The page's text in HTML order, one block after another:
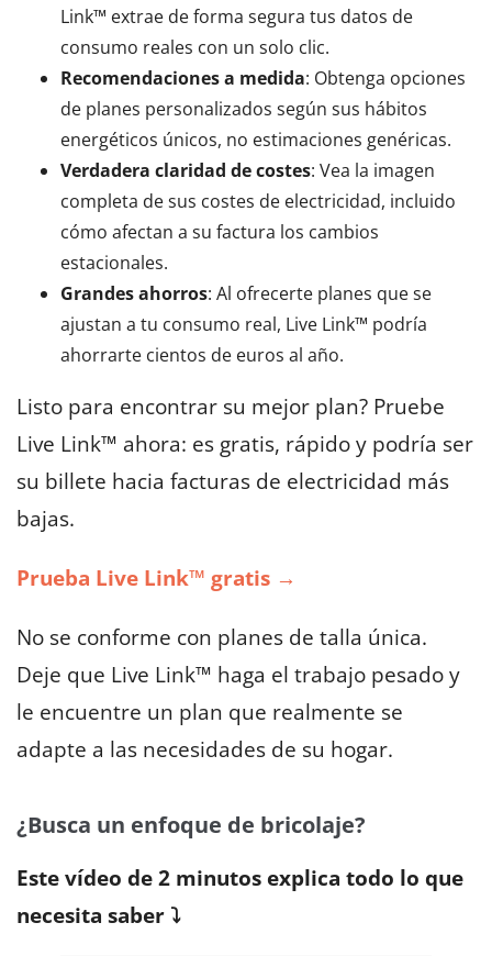
Link™ extrae de forma segura tus datos de
consumo reales con un solo clic.
Recomendaciones a medida: Obtenga opciones
de planes personalizados según sus hábitos
energéticos únicos, no estimaciones genéricas.
Verdadera claridad de costes: Vea la imagen
completa de sus costes de electricidad, incluido
cómo afectan a su factura los cambios
estacionales.
Grandes ahorros: Al ofrecerte planes que se
ajustan a tu consumo real, Live Link™ podría
ahorrarte cientos de euros al año.
Listo para encontrar su mejor plan? Pruebe
Live Link™ ahora: es gratis, rápido y podría ser
su billete hacia facturas de electricidad más
bajas.
Prueba Live Link™ gratis →
No se conforme con planes de talla única.
Deje que Live Link™ haga el trabajo pesado y
le encuentre un plan que realmente se
adapte a las necesidades de su hogar.
¿Busca un enfoque de bricolaje?
Este vídeo de 2 minutos explica todo lo que
necesita saber ⤵️